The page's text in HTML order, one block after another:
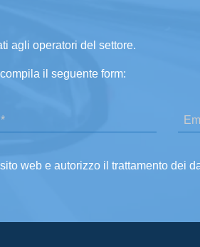
agli operatori del settore.
il seguente form:
web e autorizzo il trattamento dei